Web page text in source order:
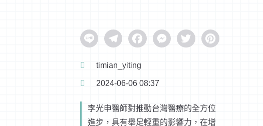
Line TelegramFacebookMessenger
Twitter Pinterest
timian_yiting
2024-06-06 08:37
李光申醫師對推動台灣醫療的全方位
進步，具有舉足輕重的影響力，在增